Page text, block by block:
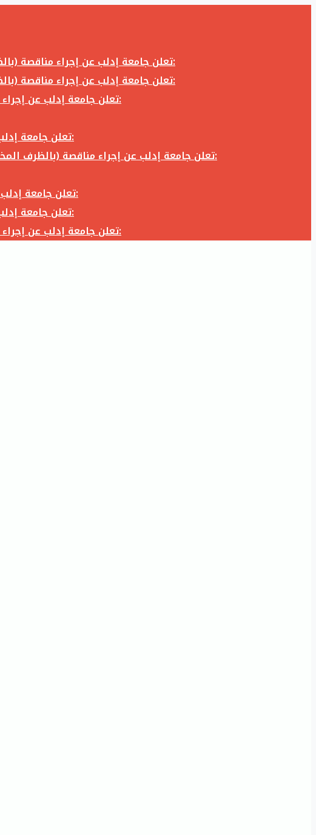
تعلن جامعة إدلب عن إجراء مناقصة (بالظرف المختوم) لشراء وتوريد كاميرا تصوير وعدسة كاميرا لزوم المكتب الإعلامي في جامعة إدلب وفق الآتي:
تعلن جامعة إدلب عن إجراء مناقصة (بالظرف المختوم) لشراء وتوريد كاميرا تصوير وعدسة كاميرا لزوم المكتب الإعلامي في جامعة إدلب وفق الآتي:
تعلن جامعة إدلب عن إجراء مناقصة (بالظرف المختوم) لأعمال تجهيز مخبر الدراسات العليا في كلية العلوم في جامعة ادلب وفق الآتي:
تعلن جامعة إدلب عن إجراء مناقصة (بالظرف المختوم) لشراء وتوريد أثاث مكاتب لزوم مكاتب وقاعات جامعة إدلب وفق الآتي:
تعلن جامعة إدلب عن إجراء مناقصة (بالظرف المختوم) لشراء وتوريد زجاجيات ومواد مخبرية لزوم مخابر جامعة إدلب وفق الكميات والمواصفات المحددة أدناه:
تعلن جامعة إدلب عن إجراء مناقصة (بالظرف المختوم) لأعمال بناء طابق في مبنى رئاسة الجامعة في جامعة ادلب وفق الآتي:
تعلن جامعة إدلب عن إجراء مناقصة (بالظرف المختوم) لشراء وتوريد أثاث مكاتب لزوم مكاتب وقاعات جامعة إدلب وفق الآتي:
تعلن جامعة إدلب عن إجراء مناقصة (بالظرف المختوم) لأعمال تجهيز مخبر الدراسات العليا في كلية العلوم في جامعة ادلب وفق الآتي: